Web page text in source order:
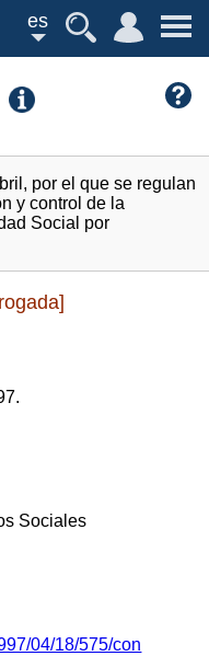
es
por el que se regulan
y control de la
Social por
Sociales
04/18/575/con